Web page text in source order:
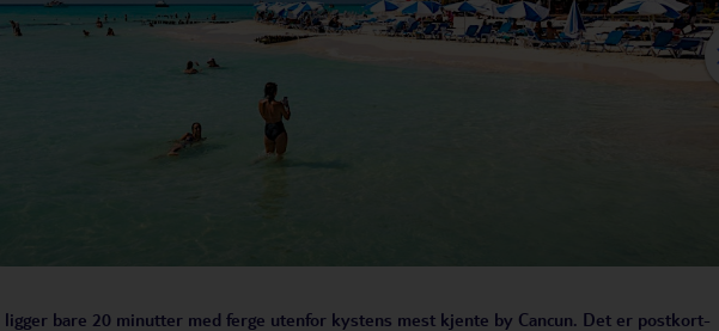
bare 20 minutter med ferge utenfor kystens mest kjente by Cancun. Det er postkort-